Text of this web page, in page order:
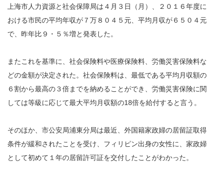
上海市人力資源と社会保障局は４月３日（月）、２０１６年度に
おける市民の平均年収が７万８０４５元、平均月収が６５０４元
で、昨年比９・５％増と発表した。
またこれを基準に、社会保険料や医療保険料、労働災害保険料な
どの金額が決定された。社会保険料は、最低である平均月収額の
６割から最高の３倍までを納めることができ、労働災害保険に関
しては等級に応じて最大平均月収額の18倍を給付すると言う。
そのほか、市公安局浦東分局は最近、外国籍家政婦の居留証取得
条件が緩和されたことを受け、フィリピン出身の女性に、家政婦
として初めて１年の居留許可証を交付したことがわかった。